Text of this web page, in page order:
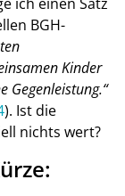
BGH-
Kinder
Gegenleistung.“
). Ist die
nichts wert?